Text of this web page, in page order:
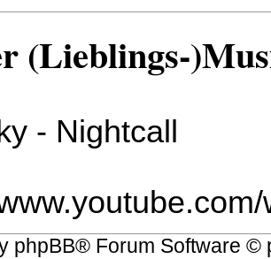
(Lieblings-
- Nightcall
phpBB® Forum Software ©